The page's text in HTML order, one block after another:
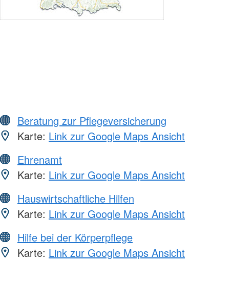
Beratung zur Pflegeversicherung
Karte: Link zur Google Maps Ansicht
Ehrenamt
Karte: Link zur Google Maps Ansicht
Hauswirtschaftliche Hilfen
Karte: Link zur Google Maps Ansicht
Hilfe bei der Körperpflege
Karte: Link zur Google Maps Ansicht